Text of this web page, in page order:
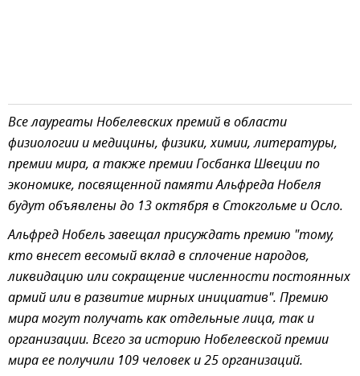
Все лауреаты Нобелевских премий в области
физиологии и медицины, физики, химии, литературы,
премии мира, а также премии Госбанка Швеции по
экономике, посвященной памяти Альфреда Нобеля
будут объявлены до 13 октября в Стокгольме и Осло.
Альфред Нобель завещал присуждать премию "тому,
кто внесет весомый вклад в сплочение народов,
ликвидацию или сокращение численности постоянных
армий или в развитие мирных инициатив". Премию
мира могут получать как отдельные лица, так и
организации. Всего за историю Нобелевской премии
мира ее получили 109 человек и 25 организаций.